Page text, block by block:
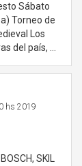
Sábato
Torneo de
Los
del país, …
hs 2019
SKIL